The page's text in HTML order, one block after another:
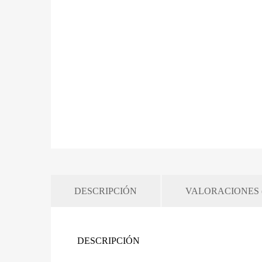
DESCRIPCIÓN VALORACIONES
DESCRIPCIÓN